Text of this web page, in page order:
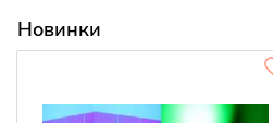
Новинки